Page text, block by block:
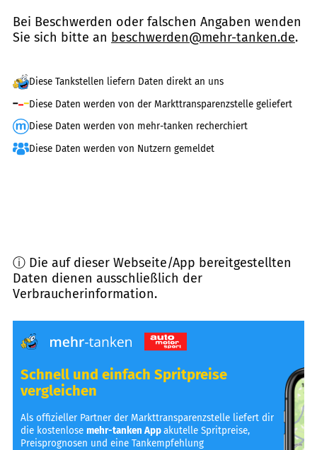
Bei Beschwerden oder falschen Angaben wenden
Sie sich bitte an beschwerden@mehr-tanken.de.
Diese Tankstellen liefern Daten direkt an uns
Diese Daten werden von der Markttransparenzstelle geliefert
Diese Daten werden von mehr-tanken recherchiert
Diese Daten werden von Nutzern gemeldet
ⓘ Die auf dieser Webseite/App bereitgestellten
Daten dienen ausschließlich der
Verbraucherinformation.
Schnell und einfach Spritpreise
vergleichen
Als offizieller Partner der Markttransparenzstelle liefert dir
die kostenlosemehr-tanken Appakutelle Spritpreise,
Preisprognosen und eine Tankempfehlung